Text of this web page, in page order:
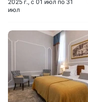
2025 г., с 01 июл по 31
июл